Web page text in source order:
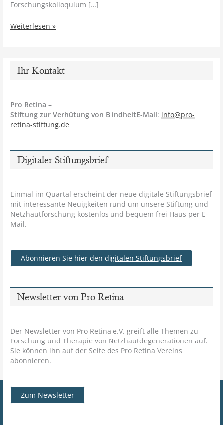
Forschungskolloquium […]
Stiftung
Weiterlesen »
Ihr Kontakt
Pro Retina –
Stiftung zur Verhütung von BlindheitE-Mail: info@pro-
retina-stiftung.de
Digitaler Stiftungsbrief
Einmal im Quartal erscheint der neue digitale Stiftungsbrief
mit interessante Neuigkeiten rund um unsere Stiftung und
Netzhautforschung kostenlos und bequem frei Haus per E-
Mail.
Abonnieren Sie hier den digitalen Stiftungsbrief
Newsletter von Pro Retina
Der Newsletter von Pro Retina e.V. greift alle Themen zu
Forschung und Therapie von Netzhautdegenerationen auf.
Sie können ihn auf der Seite des Pro Retina Vereins
abonnieren.
Zum Newsletter